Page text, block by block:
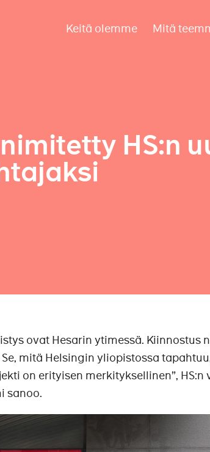
Keitä olemme Mitä
HS:n
ovat Hesarin ytimessä. Kiinnostus
mitä Helsingin yliopistossa
on erityisen merkityksellinen”, HS:n
sanoo.